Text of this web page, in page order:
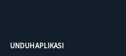
UNDUH APLIKASI